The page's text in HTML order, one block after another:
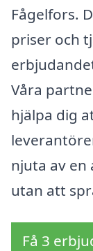
Fågelfors.
priser och
Våra
hjälpa dig
njuta av en
utan att
Få 3